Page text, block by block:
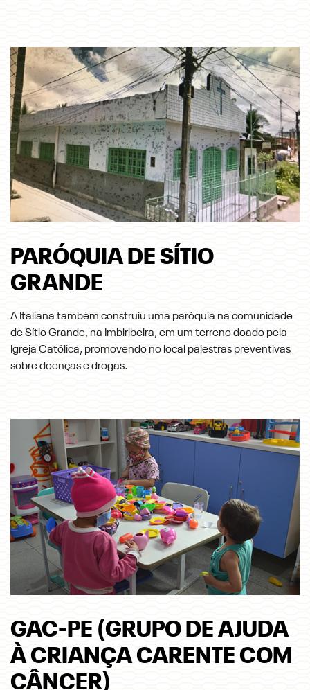
PARÓQUIA DE SÍTIO
GRANDE
A Italiana também construiu uma paróquia na comunidade
de Sítio Grande, na Imbiribeira, em um terreno doado pela
Igreja Católica, promovendo no local palestras preventivas
sobre doenças e drogas.
GAC-PE (GRUPO DE AJUDA
À CRIANÇA CARENTE COM
CÂNCER)